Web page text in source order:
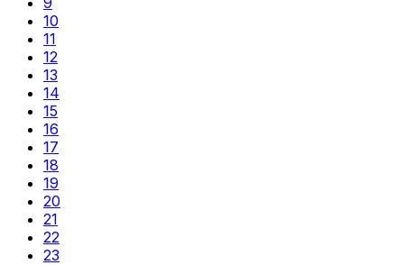
10
11
12
13
14
15
16
17
18
19
20
21
22
23